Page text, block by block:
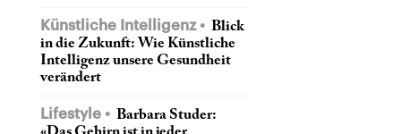
Künstliche Intelligenz
Blick
in die Zukunft: Wie Künstliche
Intelligenz unsere Gesundheit
verändert
Lifestyle
Barbara Studer: